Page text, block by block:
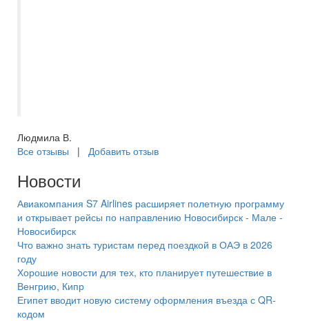
Людмила В.
Все отзывы | Добавить отзыв
Новости
Авиакомпания S7 Airlines расширяет полетную программу
и открывает рейсы по направлению Новосибирск - Мале -
Новосибирск
Что важно знать туристам перед поездкой в ОАЭ в 2026
году
Хорошие новости для тех, кто планирует путешествие в
Венгрию, Кипр
Египет вводит новую систему оформления въезда с QR-
кодом